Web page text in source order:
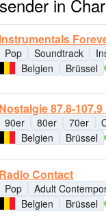
in
Instrumentals
Pop Soundtrack
Belgien
Brüssel
Nostalgie 87.8-107.9
90er
80er 70er
Belgien
Brüssel
Radio Contact
Pop
Adult
Belgien
Brüssel